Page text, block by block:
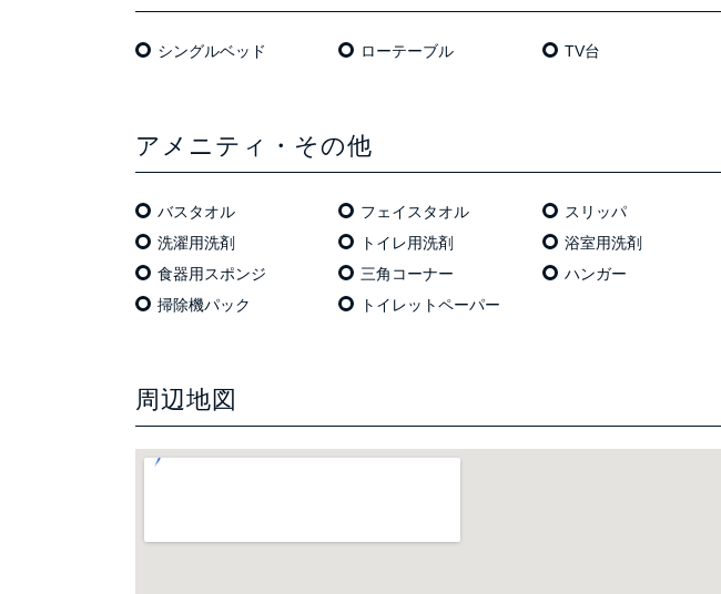
シングルベッド ローテーブル TV台
アメニティ・その他
バスタオル フェイスタオル スリッパ
洗濯用洗剤
トイレ用洗剤 浴室用洗剤
食器用スポンジ
三角コーナー ハンガー
掃除機パック
トイレットペーパー
周辺地図